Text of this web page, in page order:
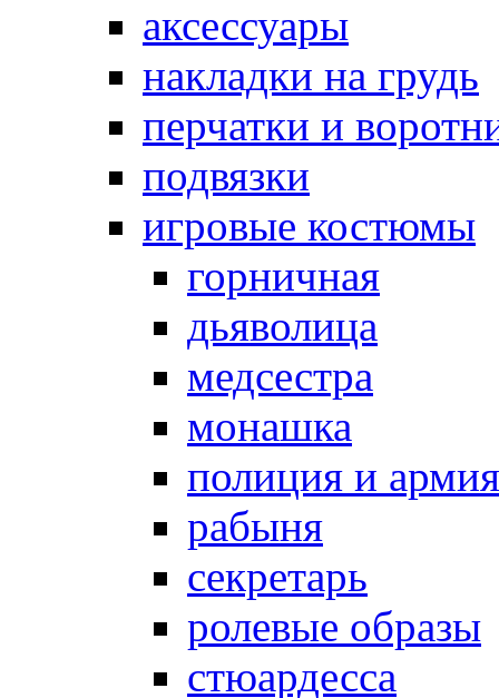
аксессуары
накладки на грудь
перчатки и
подвязки
игровые костюмы
горничная
дьяволица
медсестра
монашка
полиция и армия
рабыня
секретарь
ролевые образы
стюардесса